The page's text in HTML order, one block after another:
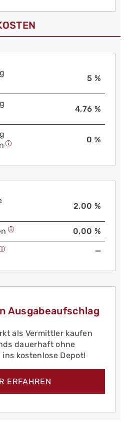
5 %
4,76 %
0 %
2,00 %
0,00 %
—
Ausgabeaufschlag
als Vermittler kaufen
dauerhaft ohne
kostenlose Depot!
ERFAHREN